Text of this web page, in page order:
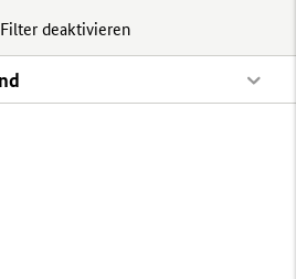
deaktivieren